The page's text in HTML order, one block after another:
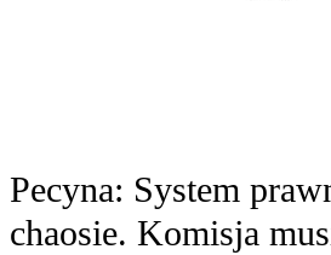
Pecyna: System
chaosie. Komisja